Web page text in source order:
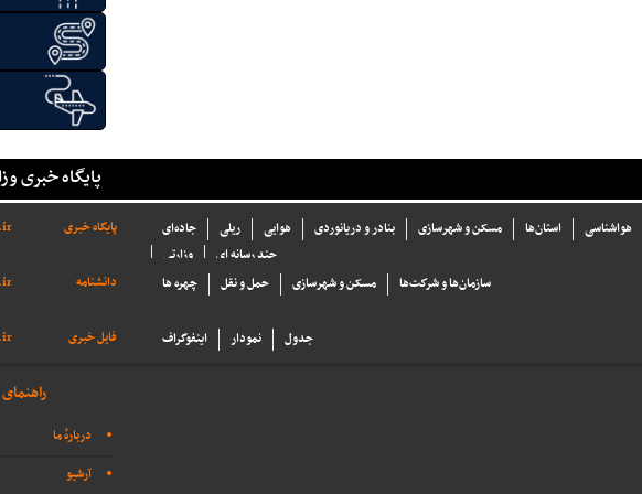
پایگاه خبری
پایگاه خبری جاده‌ای ریلی هوایی بنادر و دریانوردی مسکن و شهرسازی استان‌ها
هواشناسی
وزارتی
چند رسانه ای
دانشنامه
چهره ها حمل و نقل مسکن و شهرسازی سازما‌ن‌ها و شركت‌ها
فایل خبری اینفوگراف نمودار جدول
دربارهٔ ما
آرشیو